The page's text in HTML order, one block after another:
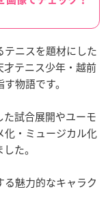
ニスを題材にした
テニス少年・越前
物語です。
試合展開やユーモ
化・ミュージカル化
た。
魅力的なキャラク